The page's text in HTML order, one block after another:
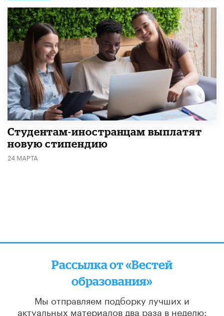
Студентам-иностранцам выплатят
новую стипендию
24 МАРТА
Рассылка от «Вестей
образования»
Мы отправляем подборку лучших и
актуальных материалов два раза в неделю: